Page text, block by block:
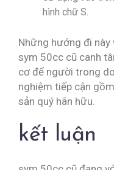
hình chữ S.
Những hướng đi
sym 50cc cũ canh
cơ để người trong
nghiệm tiếp cận
sản quý hãn hữu.
kết luận